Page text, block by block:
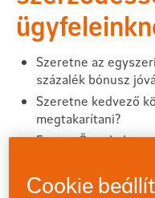
Szeretne az
százalék bónusz
Szeretne kedvező
megtakarítani?
Fontos Önnek,
Cookie